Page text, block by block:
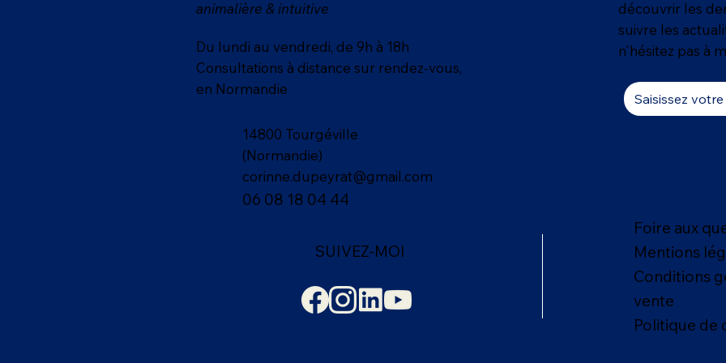
animalière & intuitive
Du lundi au vendredi, de 9h à 18h
Consultations à distance sur rendez-vous,
en Normandie
14800 Tourgéville
(Normandie)
corinne.dupeyrat@gmail.com
06 08 18 04 44
découvrir les
suivre les
n'hésitez pas à
SUIVEZ-MOI
Foire aux
Mentions
Conditions
vente
Politique de